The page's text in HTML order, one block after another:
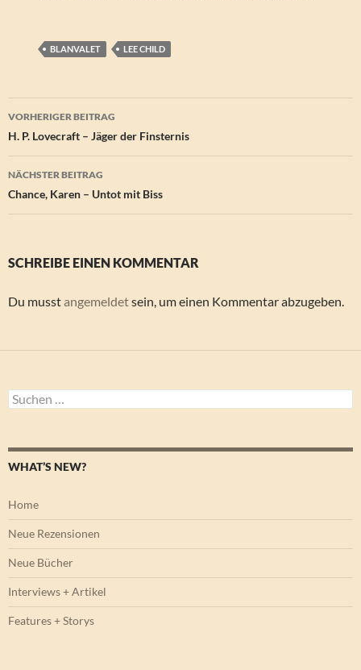
BLANVALET LEE CHILD
Beitragsnavigation
VORHERIGER BEITRAG
H. P. Lovecraft – Jäger der Finsternis
NÄCHSTER BEITRAG
Chance, Karen – Untot mit Biss
SCHREIBE EINEN KOMMENTAR
Du musstangemeldetsein, um einen Kommentar abzugeben.
Suchen
nach:
WHAT’S NEW?
Home
Neue Rezensionen
Neue Bücher
Interviews + Artikel
Features + Storys